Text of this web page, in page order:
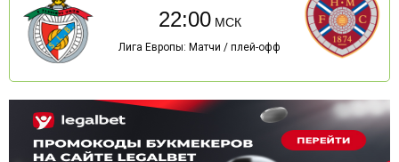
22:00
Лига Европы: Матчи / плей-офф